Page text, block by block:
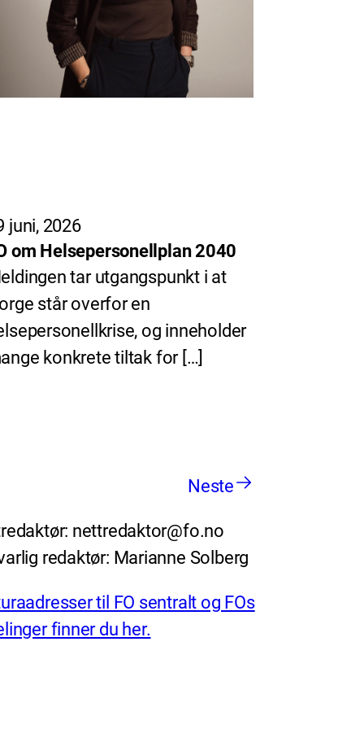
juni, 2026
om Helsepersonellplan 2040
tar utgangspunkt i at
står overfor en
og inneholder
konkrete tiltak for […]
Neste
nettredaktor@fo.no
redaktør: Marianne Solberg
til FO sentralt og FOs
finner du her.